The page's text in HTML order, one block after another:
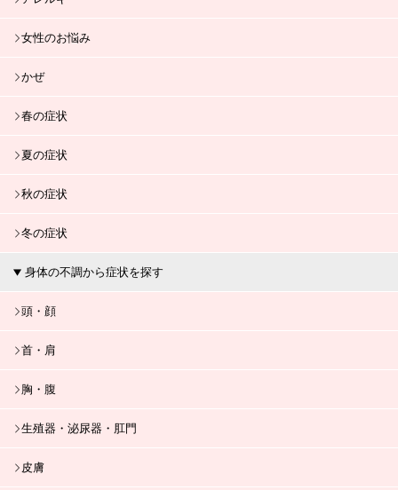
女性のお悩み
かぜ
春の症状
夏の症状
秋の症状
冬の症状
身体の不調から症状を探す
頭・顔
首・肩
胸・腹
生殖器・泌尿器・肛門
皮膚